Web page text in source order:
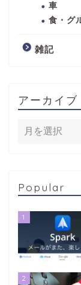
車
食・グ
雑記
アーカイブ
Popular
1
2